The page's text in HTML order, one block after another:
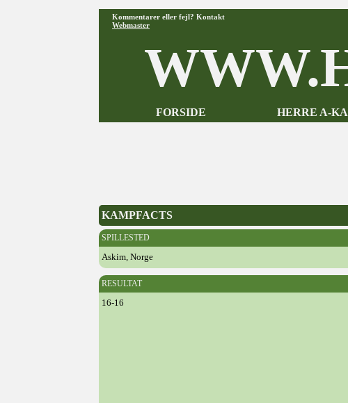
Kommentarer eller fejl? Kontakt
Webmaster
FORSIDE HERRE A-
KAMPFACTS
SPILLESTED
Askim, Norge
RESULTAT
16-16